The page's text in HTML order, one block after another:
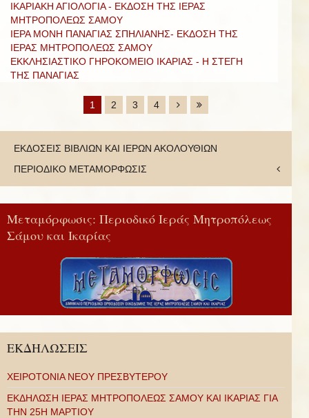
ΙΚΑΡΙΑΚΗ ΑΓΙΟΛΟΓΙΑ - ΕΚΔΟΣΗ ΤΗΣ ΙΕΡΑΣ
ΜΗΤΡΟΠΟΛΕΩΣ ΣΑΜΟΥ
ΙΕΡΑ ΜΟΝΗ ΠΑΝΑΓΙΑΣ ΣΠΗΛΙΑΝΗΣ- ΕΚΔΟΣΗ ΤΗΣ
ΙΕΡΑΣ ΜΗΤΡΟΠΟΛΕΩΣ ΣΑΜΟΥ
ΕΚΚΛΗΣΙΑΣΤΙΚΟ ΓΗΡΟΚΟΜΕΙΟ ΙΚΑΡΙΑΣ - Η ΣΤΕΓΗ
ΤΗΣ ΠΑΝΑΓΙΑΣ
1 2 3 4
ΕΚΔΟΣΕΙΣ ΒΙΒΛΙΩΝ ΚΑΙ ΙΕΡΩΝ ΑΚΟΛΟΥΘΙΩΝ
ΠΕΡΙΟΔΙΚΟ ΜΕΤΑΜΟΡΦΩΣΙΣ
Μεταμόρφωσις: Περιοδικό Ιεράς Μητροπόλεως
Σάμου και Ικαρίας
ΕΚΔΗΛΩΣΕΙΣ
ΧΕΙΡΟΤΟΝΙΑ ΝΕΟΥ ΠΡΕΣΒΥΤΕΡΟΥ
ΕΚΔΗΛΩΣΗ ΙΕΡΑΣ ΜΗΤΡΟΠΟΛΕΩΣ ΣΑΜΟΥ ΚΑΙ ΙΚΑΡΙΑΣ ΓΙΑ
ΤΗΝ 25Η ΜΑΡΤΙΟΥ